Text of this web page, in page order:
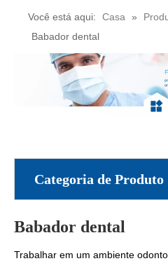
Você está aqui: Casa »
Babador dental
Categoria de Produto
Babador dental
Trabalhar em um ambiente